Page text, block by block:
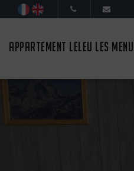
APPARTEMENT LELEU LES